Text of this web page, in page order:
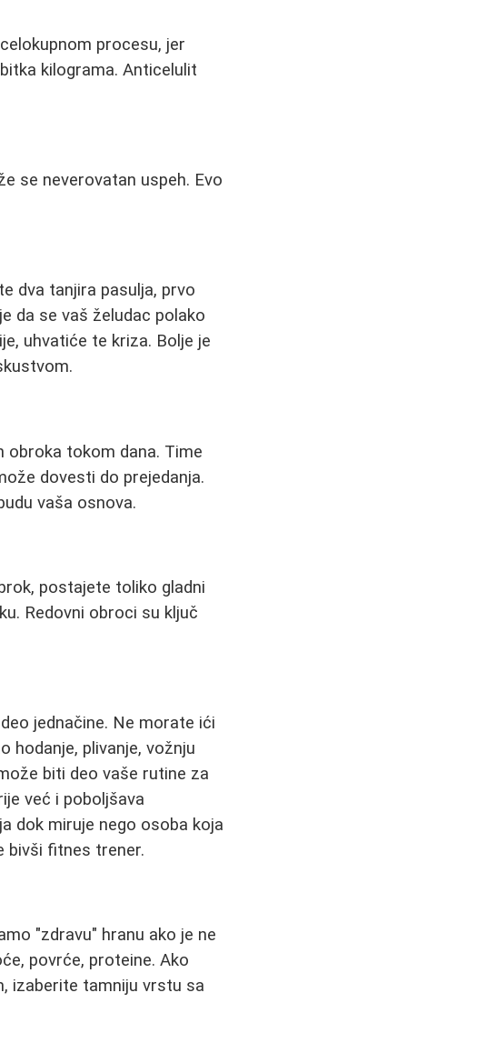
procesu, jer
kilograma. Anticelulit
se neverovatan uspeh. Evo
dva tanjira pasulja, prvo
da se vaš želudac polako
uhvatiće te kriza. Bolje je
obroka tokom dana. Time
dovesti do prejedanja.
vaša osnova.
postajete toliko gladni
Redovni obroci su ključ
jednačine. Ne morate ići
hodanje, plivanje, vožnju
biti deo vaše rutine za
već i poboljšava
dok miruje nego osoba koja
bivši fitnes trener.
"zdravu" hranu ako je ne
povrće, proteine. Ako
izaberite tamniju vrstu sa